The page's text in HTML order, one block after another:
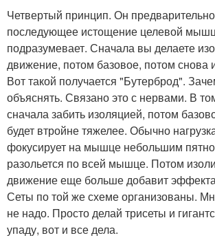
Четвертый принцип. Он
последующее истощение целевой
подразумевает. Сначала вы делаете
движение, потом базовое, потом снова
Вот такой получается "Бутерброд".
объяснять. Связано это с нервами. В
сначала забить изоляцией, потом
будет втройне тяжелее. Обычно
фокусирует на мышце небольшим
разольется по всей мышце. Потом
движение еще больше добавит
Сеты по той же схеме организованы.
не надо. Просто делай трисеты и
упаду, вот и все дела.